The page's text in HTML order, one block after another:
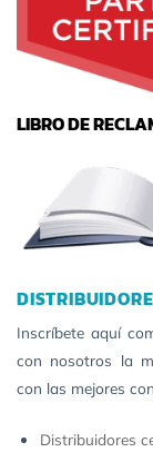
LIBRO DE
Inscríbete aquí
con nosotros la
con las mejores
Distribuidores